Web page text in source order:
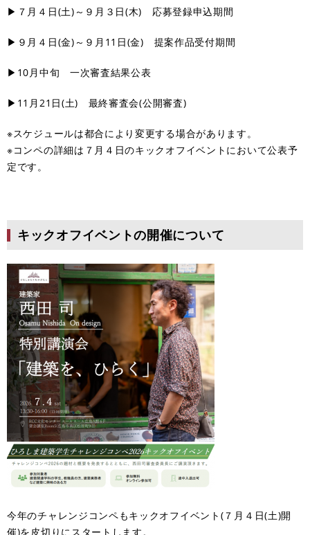
▶７月４日(土)～９月３日(木) 応募登録申込期間
▶９月４日(金)～９月11日(金) 提案作品受付期間
▶10月中旬 一次審査結果公表
▶11月21日(土) 最終審査会(公開審査)
※スケジュールは都合により変更する場合があります。
※コンペの詳細は７月４日のキックオフイベントにおいて公表予
定です。
キックオフイベントの開催について
今年のチャレンジコンペもキックオフイベント(７月４日(土)開
催)を皮切りにスタートします。